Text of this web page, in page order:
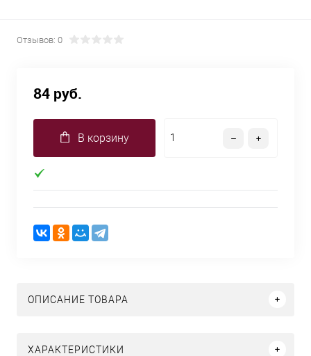
Отзывов: 0
84 руб.
В корзину
ОПИСАНИЕ ТОВАРА
ХАРАКТЕРИСТИКИ